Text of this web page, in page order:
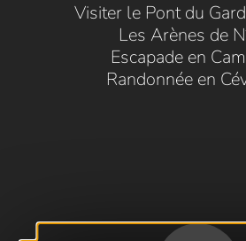
Visiter le Pont du
Les Arènes de
Escapade en
Randonnée en